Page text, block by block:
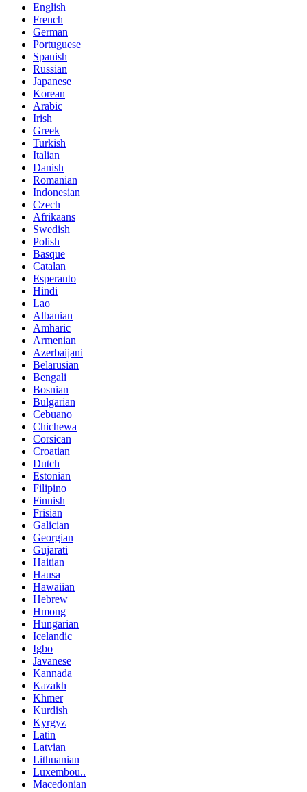
English
French
German
Portuguese
Spanish
Russian
Japanese
Korean
Arabic
Irish
Greek
Turkish
Italian
Danish
Romanian
Indonesian
Czech
Afrikaans
Swedish
Polish
Basque
Catalan
Esperanto
Hindi
Lao
Albanian
Amharic
Armenian
Azerbaijani
Belarusian
Bengali
Bosnian
Bulgarian
Cebuano
Chichewa
Corsican
Croatian
Dutch
Estonian
Filipino
Finnish
Frisian
Galician
Georgian
Gujarati
Haitian
Hausa
Hawaiian
Hebrew
Hmong
Hungarian
Icelandic
Igbo
Javanese
Kannada
Kazakh
Khmer
Kurdish
Kyrgyz
Latin
Latvian
Lithuanian
Luxembou..
Macedonian